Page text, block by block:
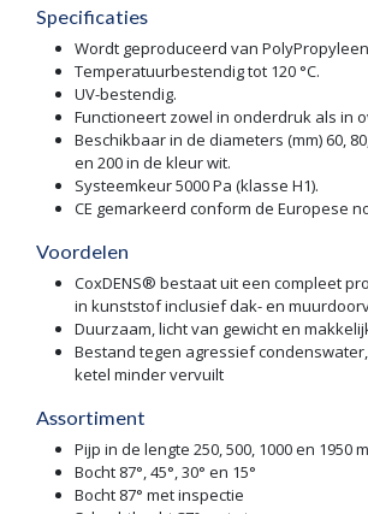
Specificaties
Wordt geproduceerd van
Temperatuurbestendig tot 120 °C.
UV-bestendig.
Functioneert zowel in onderdruk als in
Beschikbaar in de diameters (mm) 60,
en 200 in de kleur wit.
Systeemkeur 5000 Pa (klasse H1).
CE gemarkeerd conform de Europese
Voordelen
CoxDENS® bestaat uit een compleet
in kunststof inclusief dak- en
Duurzaam, licht van gewicht en
Bestand tegen agressief
ketel minder vervuilt
Assortiment
Pijp in de lengte 250, 500, 1000 en 1950
Bocht 87°, 45°, 30° en 15°
Bocht 87° met inspectie